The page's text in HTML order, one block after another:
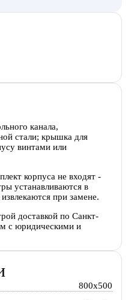
канала,
стали; крышка для
винтами или
корпуса не входят -
устанавливаются в
при замене.
доставкой по Санкт-
с юридическими и
800x500